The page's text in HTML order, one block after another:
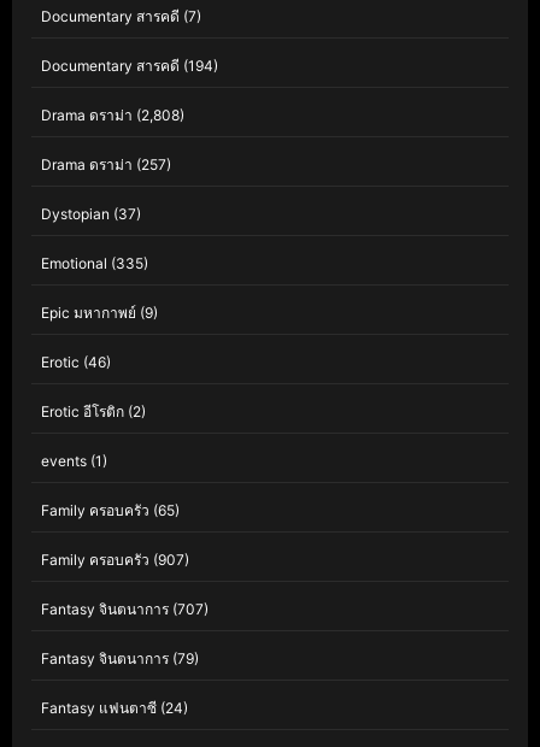
Documentary สารคดี (7)
Documentary สารคดี (194)
Drama ดราม่า (2,808)
Drama ดราม่า (257)
Dystopian (37)
Emotional (335)
Epic มหากาพย์ (9)
Erotic (46)
Erotic อีโรติก (2)
events (1)
Family ครอบครัว (65)
Family ครอบครัว (907)
Fantasy จินตนาการ (707)
Fantasy จินตนาการ (79)
Fantasy แฟนตาซี (24)